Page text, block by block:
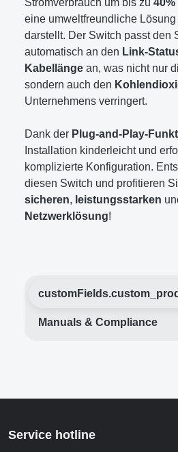
Stromverbrauch um bis zu
eine umweltfreundliche
darstellt. Der Switch passt den
automatisch an den Link-
Kabellänge an, was nicht nur
sondern auch den
Unternehmens verringert.
Dank der Plug-and-Play-
Installation kinderleicht und
komplizierte Konfiguration.
diesen Switch und profitieren
sicheren, leistungsstarken
Netzwerklösung!
Manuals & Compliance
Service hotline